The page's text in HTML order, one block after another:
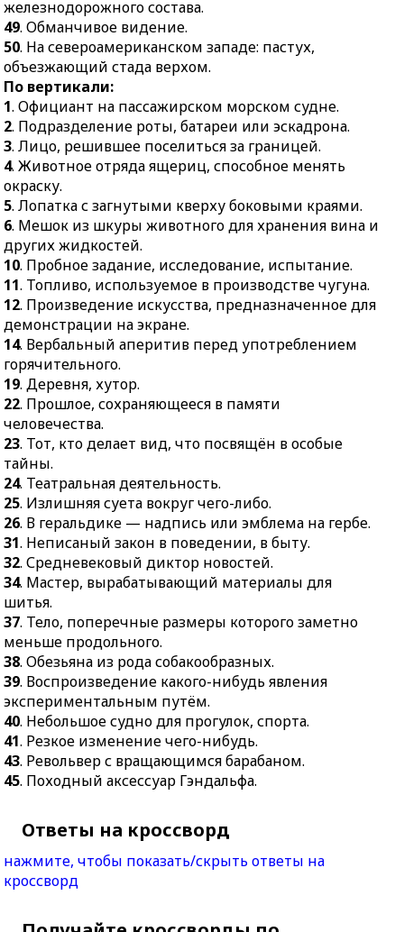
48.Приспособление для
затормаживания
железнодорожного
состава.
49.Обманчивое
видение.
50.На
североамериканском
западе: пастух,
объезжающий стада
верхом.
продольного.
38.
39.Воспроизведение
какого-нибудь явления
экспериментальным
путём.
Небольшое судно для
прогулок, спорта.
чего-нибудь.
43.Револьвер с
вращающимся
45.Походный аксессуар
железнодорожного состава.
49. Обманчивое видение.
50. На североамериканском западе: пастух,
объезжающий стада верхом.
По вертикали:
1. Официант на пассажирском морском судне.
2. Подразделение роты, батареи или эскадрона.
3. Лицо, решившее поселиться за границей.
4. Животное отряда ящериц, способное менять
окраску.
5. Лопатка с загнутыми кверху боковыми краями.
6. Мешок из шкуры животного для хранения вина и
других жидкостей.
10. Пробное задание, исследование, испытание.
11. Топливо, используемое в производстве чугуна.
12. Произведение искусства, предназначенное для
демонстрации на экране.
14. Вербальный аперитив перед употреблением
горячительного.
19. Деревня, хутор.
22. Прошлое, сохраняющееся в памяти
человечества.
23. Тот, кто делает вид, что посвящён в особые
тайны.
24. Театральная деятельность.
25. Излишняя суета вокруг чего-либо.
26. В геральдике — надпись или эмблема на гербе.
31. Неписаный закон в поведении, в быту.
32. Средневековый диктор новостей.
34. Мастер, вырабатывающий материалы для
шитья.
37. Тело, поперечные размеры которого заметно
меньше продольного.
38. Обезьяна из рода собакообразных.
39. Воспроизведение какого-нибудь явления
экспериментальным путём.
40. Небольшое судно для прогулок, спорта.
41. Резкое изменение чего-нибудь.
43. Револьвер с вращающимся барабаном.
45. Походный аксессуар Гэндальфа.
Ответы на кроссворд
нажмите, чтобы показать/скрыть ответы на
кроссворд